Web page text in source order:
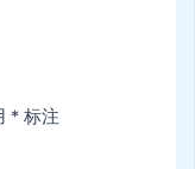
* 标注